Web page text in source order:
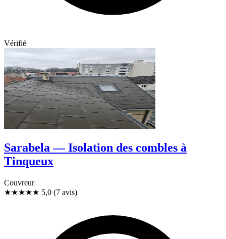
Vérifié
Sarabela — Isolation des combles à
Tinqueux
Couvreur
★★★★★ 5,0 (7 avis)